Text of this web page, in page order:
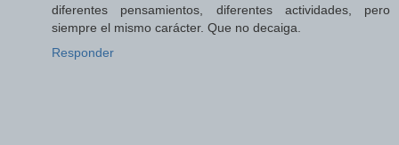
diferentes pensamientos, diferentes actividades, pero
siempre el mismo carácter. Que no decaiga.
Responder